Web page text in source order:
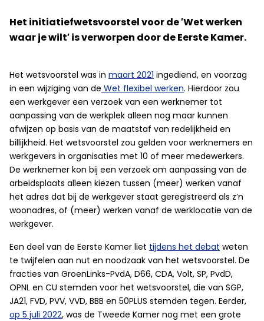
Het initiatiefwetsvoorstel voor de ′Wet werken
waar je wilt′ is verworpen door de Eerste Kamer.
Het wetsvoorstel was in maart 2021 ingediend, en voorzag
in een wijziging van de Wet flexibel werken. Hierdoor zou
een werkgever een verzoek van een werknemer tot
aanpassing van de werkplek alleen nog maar kunnen
afwijzen op basis van de maatstaf van redelijkheid en
billijkheid. Het wetsvoorstel zou gelden voor werknemers en
werkgevers in organisaties met 10 of meer medewerkers.
De werknemer kon bij een verzoek om aanpassing van de
arbeidsplaats alleen kiezen tussen (meer) werken vanaf
het adres dat bij de werkgever staat geregistreerd als z’n
woonadres, of (meer) werken vanaf de werklocatie van de
werkgever.
Een deel van de Eerste Kamer liet tijdens het debat weten
te twijfelen aan nut en noodzaak van het wetsvoorstel. De
fracties van GroenLinks-PvdA, D66, CDA, Volt, SP, PvdD,
OPNL en CU stemden voor het wetsvoorstel, die van SGP,
JA21, FVD, PVV, VVD, BBB en 50PLUS stemden tegen. Eerder,
op 5 juli 2022, was de Tweede Kamer nog met een grote